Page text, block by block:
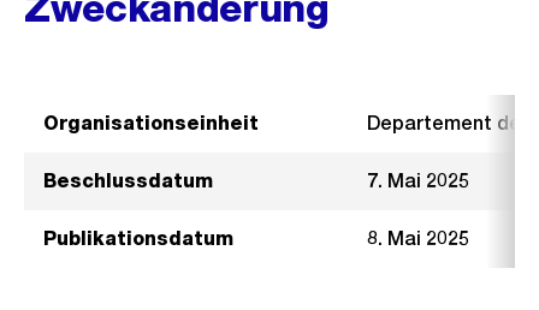
Organisationseinheit Departement der
Beschlussdatum 7. Mai 2025
Publikationsdatum 8. Mai 2025